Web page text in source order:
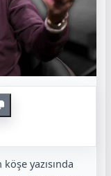
yazısında